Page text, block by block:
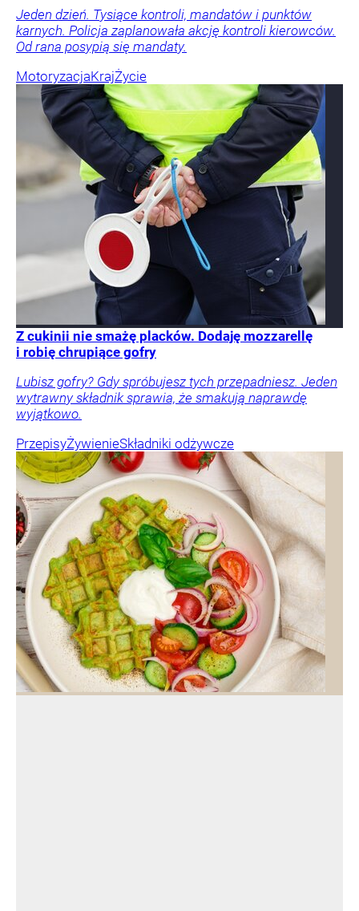
Jeden dzień. Tysiące kontroli, mandatów i punktów
karnych. Policja zaplanowała akcję kontroli kierowców.
Od rana posypią się mandaty.
MotoryzacjaKrajŻycie
Z cukinii nie smażę placków. Dodaję mozzarellę
i robię chrupiące gofry
Lubisz gofry? Gdy spróbujesz tych przepadniesz. Jeden
wytrawny składnik sprawia, że smakują naprawdę
wyjątkowo.
PrzepisyŻywienieSkładniki odżywcze